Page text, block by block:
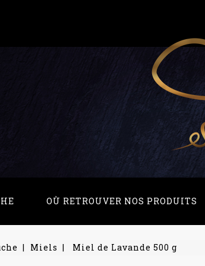
OÙ RETROUVER NOS PRODUITS
Miels Miel de Lavande 500 g